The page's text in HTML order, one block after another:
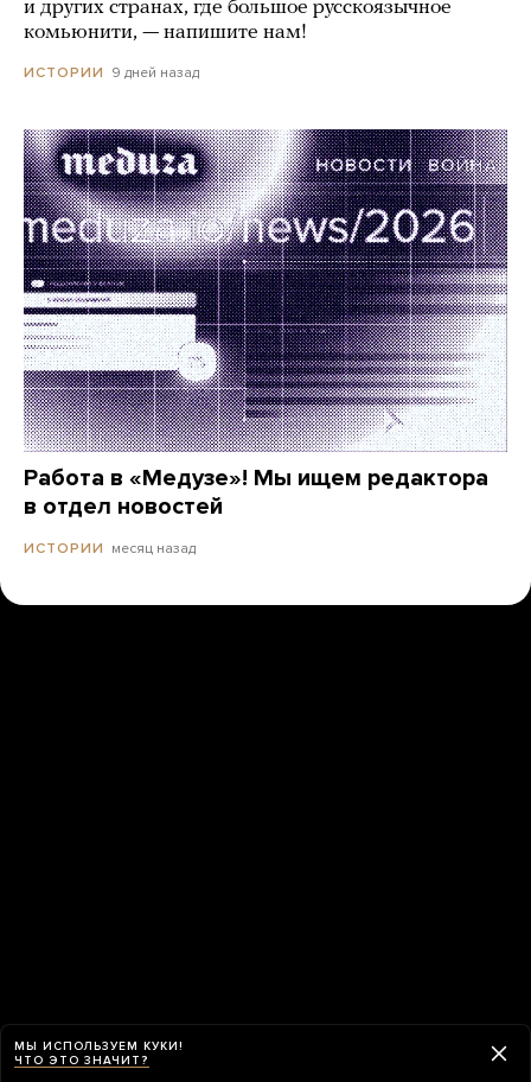
и других странах, где большое русскоязычное
комьюнити, — напишите нам!
ИСТОРИИ 9 дней назад
Работа в «Медузе»! Мы ищем редактора
в отдел новостей
ИСТОРИИ месяц назад
МЫ ИСПОЛЬЗУЕМ КУКИ!
ЧТО ЭТО ЗНАЧИТ?